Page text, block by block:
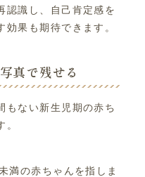
認識し、自己肯定感を
果も期待できます。
真で残せる
もない新生児期の赤ち
。
満の赤ちゃんを指しま